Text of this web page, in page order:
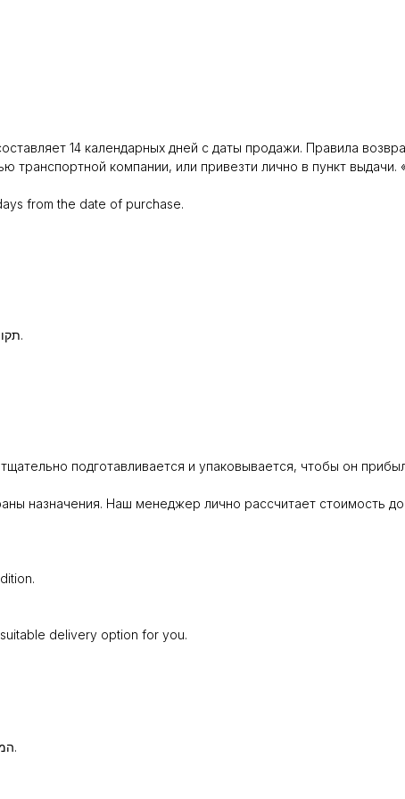
14 календарных дней с даты продажи. Правила
компании, или привезти лично в пункт выдачи.
from the date of purchase.
תקופת האחריות על כל המוצרים הנרכשים בחנות האונליין היא 14 ימים קלנדריים ממועד הרכישה.
подготавливается и упаковывается, чтобы он
назначения. Наш менеджер лично рассчитает стоимость
delivery option for you.
המנהל שלנו יחשב עבורכם את עלות המשלוח וימליץ על שיטת השילוח המתאימה ביותר עבורכם.